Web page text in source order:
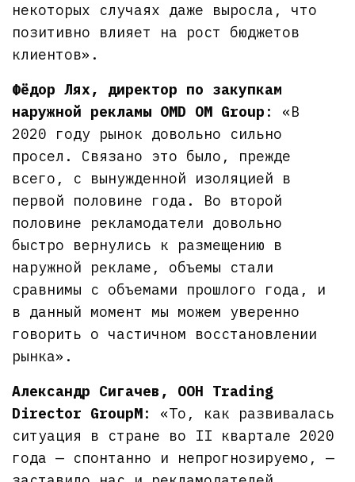
некоторых случаях даже выросла, что
позитивно влияет на рост бюджетов
клиентов».
Фёдор Лях, директор по закупкам
наружной рекламы OMD OM Group : «В
2020 году рынок довольно сильно
просел. Связано это было, прежде
всего, с вынужденной изоляцией в
первой половине года. Во второй
половине рекламодатели довольно
быстро вернулись к размещению в
наружной рекламе, объемы стали
сравнимы с объемами прошлого года, и
в данный момент мы можем уверенно
говорить о частичном восстановлении
рынка».
Александр Сигачев, OOH Trading
Director GroupM: «То, как развивалась
ситуация в стране во II квартале 2020
года — спонтанно и непрогнозируемо, —